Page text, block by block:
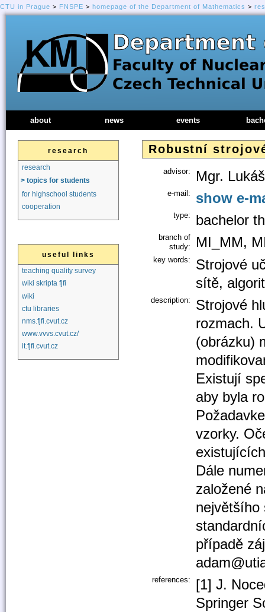
CTU in Prague > FNSPE > homepage of the Department of Mathematics >
Robustní
advisor: Mgr.
e-mail: show e-
type: bachelor
branch of
study:
MI_MM,
key words:
Strojové
sítě,
description:
Strojové
rozmach.
(obrázku)
Existují
aby byla
vzorky.
Dále
založené
největšího
případě
references:
[1] J.
Springer
about news events
research
research
> topics for students
for highschool students
cooperation
useful links
teaching quality survey
wiki skripta fjfi
wiki
ctu libraries
nms.fjfi.cvut.cz
www.vvvs.cvut.cz/
it.fjfi.cvut.cz